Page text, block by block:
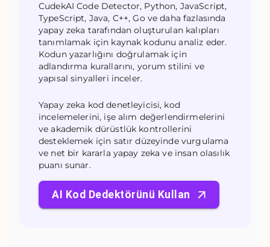
CudekAI Code Detector, Python, JavaScript,
TypeScript, Java, C++, Go ve daha fazlasında
yapay zeka tarafından oluşturulan kalıpları
tanımlamak için kaynak kodunu analiz eder.
Kodun yazarlığını doğrulamak için
adlandırma kurallarını, yorum stilini ve
yapısal sinyalleri inceler.
Yapay zeka kod denetleyicisi, kod
incelemelerini, işe alım değerlendirmelerini
ve akademik dürüstlük kontrollerini
desteklemek için satır düzeyinde vurgulama
ve net bir kararla yapay zeka ve insan olasılık
puanı sunar.
AI Kod Dedektörünü Kullan